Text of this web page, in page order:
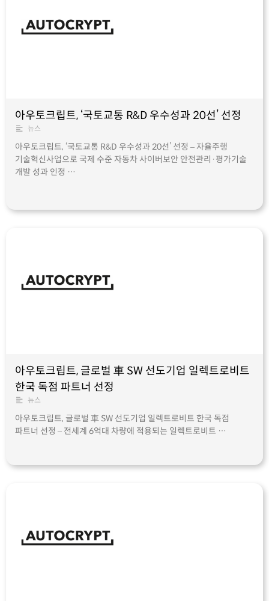
아우토크립트, ‘국토교통 R&D 우수성과 20선’ 선정
뉴스
아우토크립트, ‘국토교통 R&D 우수성과 20선’ 선정 – 자율주행
기술혁신사업으로 국제 수준 자동차 사이버보안 안전관리·평가기술
개발 성과 인정 …
아우토크립트, 글로벌 車 SW 선도기업 일렉트로비트
한국 독점 파트너 선정
뉴스
아우토크립트, 글로벌 車 SW 선도기업 일렉트로비트 한국 독점
파트너 선정 – 전세계 6억대 차량에 적용되는 일렉트로비트 …